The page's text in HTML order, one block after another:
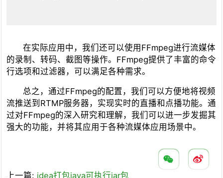
在实际应用中，我们还可以使用FFmpeg进行流媒体
的录制、转码、截图等操作。FFmpeg提供了丰富的命令
行选项和过滤器，可以满足各种需求。
总之，通过FFmpeg的配置，我们可以方便地将视频
流推送到RTMP服务器，实现实时的直播和点播功能。通
过对FFmpeg的深入研究和理解，我们可以进一步发掘其
强大的功能，并将其应用于各种流媒体应用场景中。
上一篇: idea打包java可执行jar包